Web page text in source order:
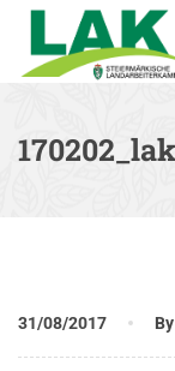
31/08/2017